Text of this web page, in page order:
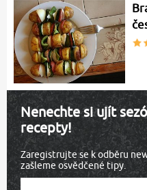
Nenechte si ujít
recepty!
Zaregistrujte se k odběru
zašleme osvědčené tipy.